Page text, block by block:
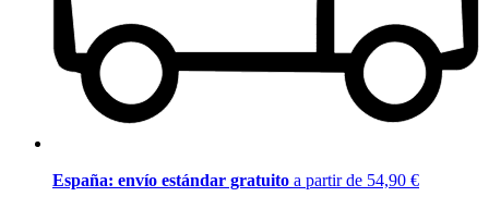
España: envío estándar gratuito a partir de 54,90 €